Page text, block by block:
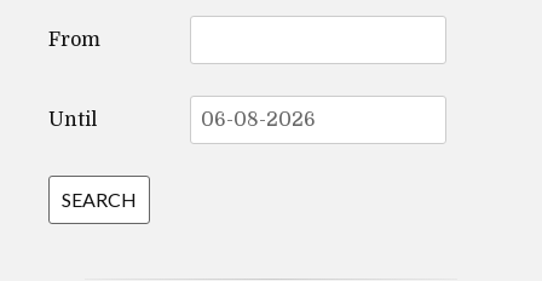
From
Until